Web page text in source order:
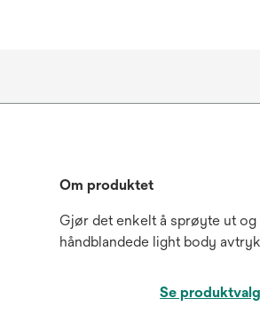
Om produktet
Gjør det enkelt å sprøyte ut og
håndblandede light body
Se produktvalg